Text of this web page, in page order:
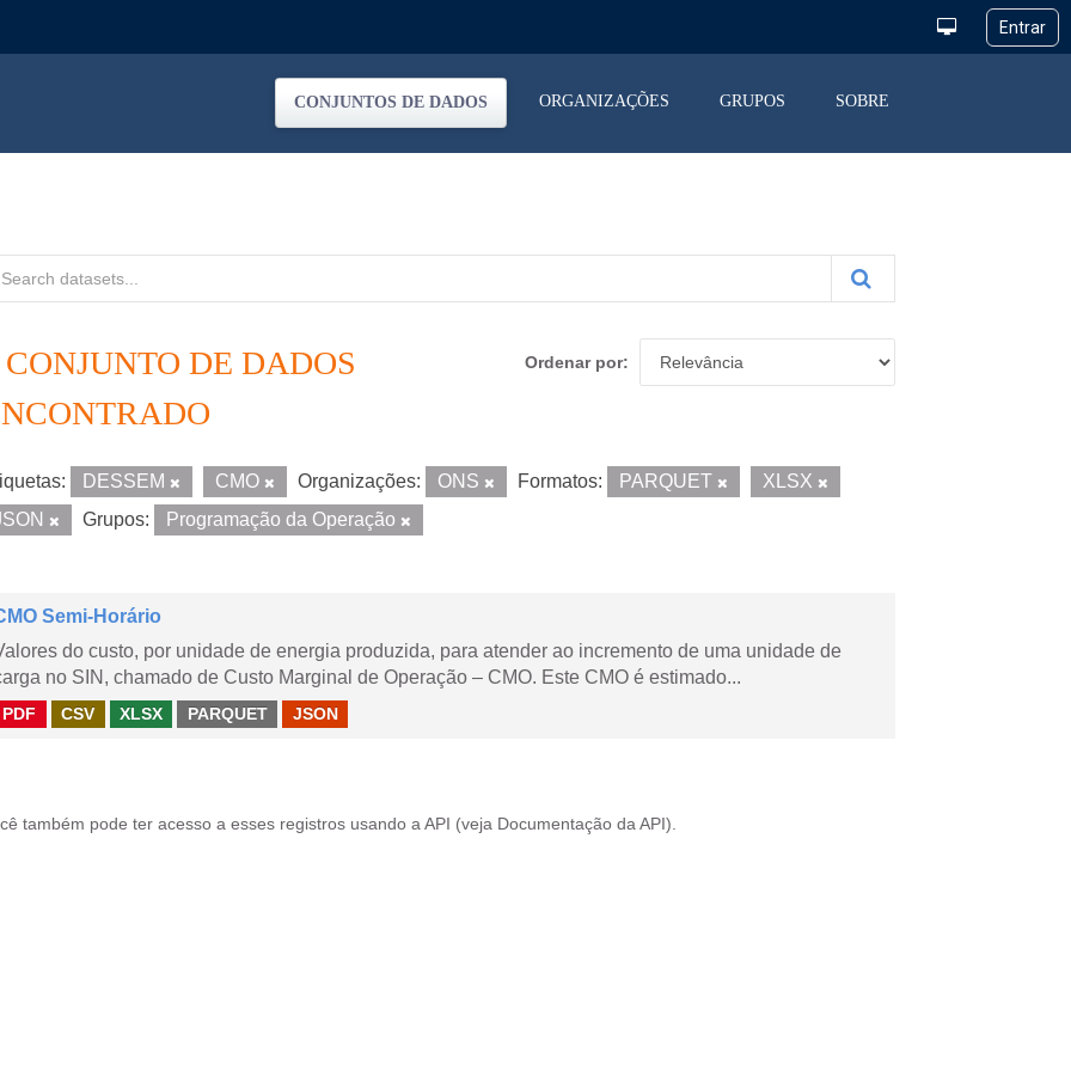
CONJUNTOS DE DADOS ORGANIZAÇÕES GRUPOS SOBRE
Ordenar por
CONJUNTO DE DADOS
DESSEM CMO Organizações: ONS Formatos: PARQUET
XLSX
Grupos: Programação da Operação
Semi-Horário
do custo, por unidade de energia produzida, para atender ao incremento de uma unidade de
no SIN, chamado de Custo Marginal de Operação – CMO. Este CMO é estimado...
PDF CSV XLSX PARQUET JSON
também pode ter acesso a esses registros usando a API (veja Documentação da API ).